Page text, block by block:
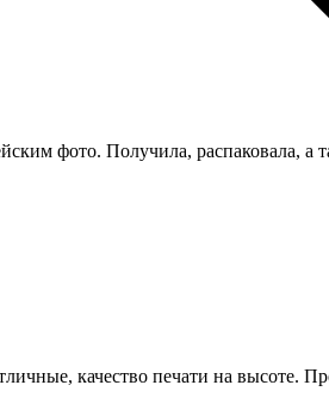
фото. Получила, распаковала,
качество печати на высоте.